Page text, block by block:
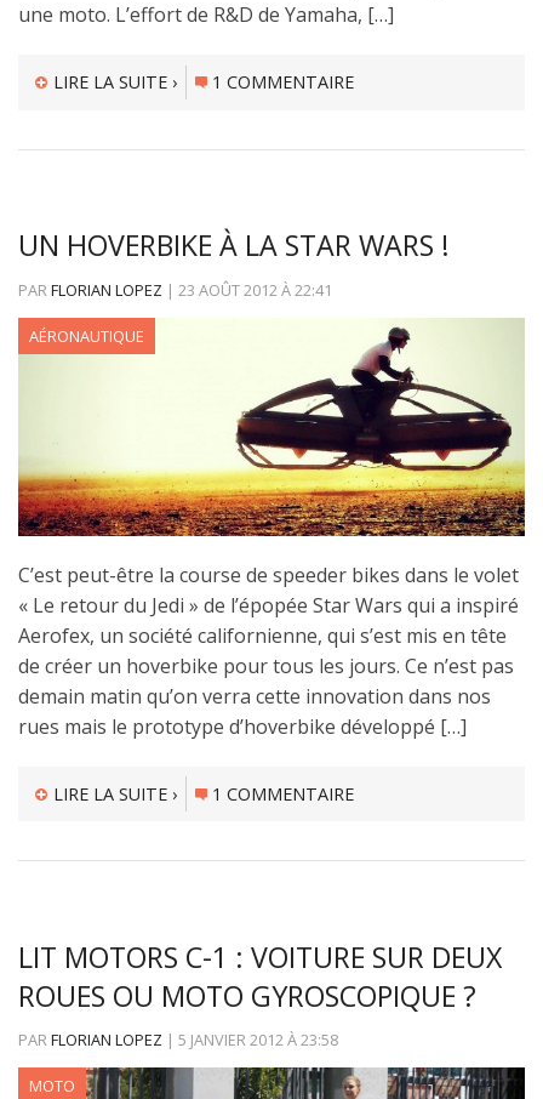
une moto. L’effort de R&D de Yamaha, […]
LIRE LA SUITE › 1 COMMENTAIRE
UN HOVERBIKE À LA STAR WARS !
PARFLORIAN LOPEZ | 23 AOÛT 2012À22:41
AÉRONAUTIQUE
C’est peut-être la course de speeder bikes dans le volet
« Le retour du Jedi » de l’épopée Star Wars qui a inspiré
Aerofex, un société californienne, qui s’est mis en tête
de créer un hoverbike pour tous les jours. Ce n’est pas
demain matin qu’on verra cette innovation dans nos
rues mais le prototype d’hoverbike développé […]
LIRE LA SUITE › 1 COMMENTAIRE
LIT MOTORS C-1 : VOITURE SUR DEUX
ROUES OU MOTO GYROSCOPIQUE ?
PARFLORIAN LOPEZ | 5 JANVIER 2012À23:58
MOTO